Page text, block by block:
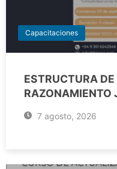
Capacitaciones
ESTRUCTURA
RAZONAMIENTO
7 agosto, 2026